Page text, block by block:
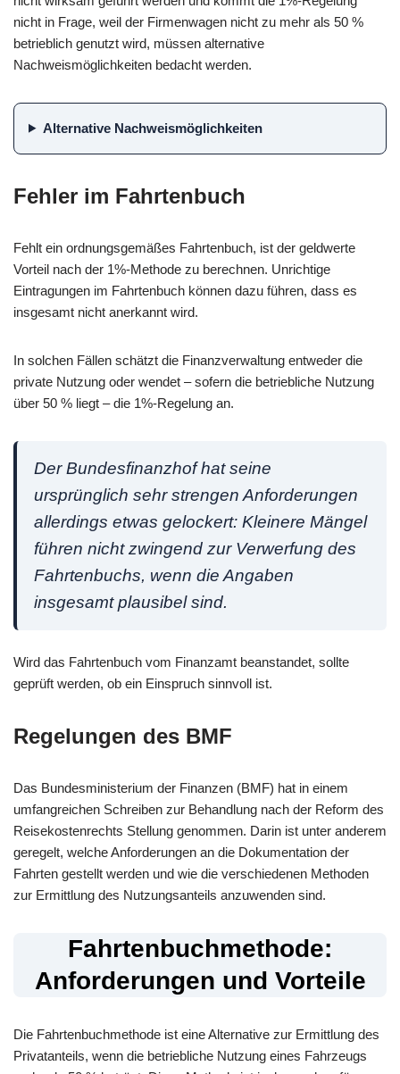
nicht in Frage, weil der Firmenwagen nicht zu mehr als 50 %
betrieblich genutzt wird, müssen alternative
Nachweismöglichkeiten bedacht werden.
Alternative Nachweismöglichkeiten
Fehler im Fahrtenbuch
Fehlt ein ordnungsgemäßes Fahrtenbuch, ist der geldwerte
Vorteil nach der 1%-Methode zu berechnen. Unrichtige
Eintragungen im Fahrtenbuch können dazu führen, dass es
insgesamt nicht anerkannt wird.
In solchen Fällen schätzt die Finanzverwaltung entweder die
private Nutzung oder wendet – sofern die betriebliche Nutzung
über 50 % liegt – die 1%-Regelung an.
Der Bundesfinanzhof hat seine
ursprünglich sehr strengen Anforderungen
allerdings etwas gelockert: Kleinere Mängel
führen nicht zwingend zur Verwerfung des
Fahrtenbuchs, wenn die Angaben
insgesamt plausibel sind.
Wird das Fahrtenbuch vom Finanzamt beanstandet, sollte
geprüft werden, ob ein Einspruch sinnvoll ist.
Regelungen des BMF
Das Bundesministerium der Finanzen (BMF) hat in einem
umfangreichen Schreiben zur Behandlung nach der Reform des
Reisekostenrechts Stellung genommen. Darin ist unter anderem
geregelt, welche Anforderungen an die Dokumentation der
Fahrten gestellt werden und wie die verschiedenen Methoden
zur Ermittlung des Nutzungsanteils anzuwenden sind.
Fahrtenbuchmethode:
Anforderungen und Vorteile
Die Fahrtenbuchmethode ist eine Alternative zur Ermittlung des
Privatanteils, wenn die betriebliche Nutzung eines Fahrzeugs